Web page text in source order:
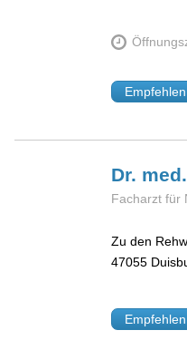
Empfehlen
Dr.
Facharzt für
Zu den
47055
Empfehlen